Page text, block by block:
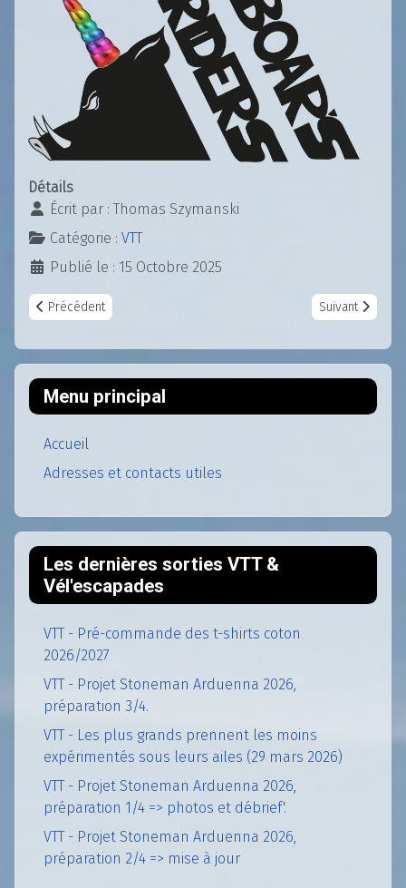
Détails
Écrit par :Thomas Szymanski
Catégorie : VTT
Publié le : 15 Octobre 2025
Article précédent : VTT - Cartographie et dates de chasse
Précédent Article suivant
Suivant
Menu principal
Accueil
Adresses et contacts utiles
Les dernières sorties VTT &
Vél'escapades
VTT - Pré-commande des t-shirts coton
2026/2027
VTT - Projet Stoneman Arduenna 2026,
préparation 3/4.
VTT - Les plus grands prennent les moins
expérimentés sous leurs ailes (29 mars 2026)
VTT - Projet Stoneman Arduenna 2026,
préparation 1/4 => photos et débrief'.
VTT - Projet Stoneman Arduenna 2026,
préparation 2/4 => mise à jour